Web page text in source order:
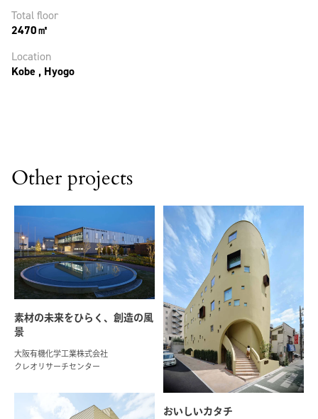
Total floor
2470㎡
Location
Kobe , Hyogo
Other projects
素材の未来をひらく、創造の風
景
大阪有機化学工業株式会社
クレオリサーチセンター
おいしいカタチ